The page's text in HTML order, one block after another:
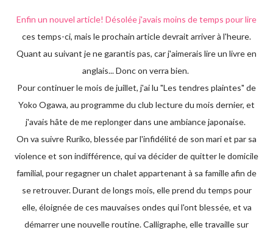
Enfin un nouvel article! Désolée j'avais moins de temps pour lire
ces temps-ci, mais le prochain article devrait arriver à l'heure.
Quant au suivant je ne garantis pas, car j'aimerais lire un livre en
anglais... Donc on verra bien.
Pour continuer le mois de juillet, j'ai lu "Les tendres plaintes" de
Yoko Ogawa, au programme du club lecture du mois dernier, et
j'avais hâte de me replonger dans une ambiance japonaise.
On va suivre Ruriko, blessée par l'infidélité de son mari et par sa
violence et son indifférence, qui va décider de quitter le domicile
familial, pour regagner un chalet appartenant à sa famille afin de
se retrouver. Durant de longs mois, elle prend du temps pour
elle, éloignée de ces mauvaises ondes qui l'ont blessée, et va
démarrer une nouvelle routine. Calligraphe, elle travaille sur